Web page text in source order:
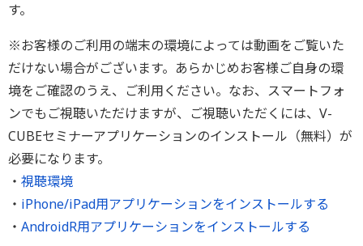
す。
※お客様のご利用の端末の環境によっては動画をご覧いた
だけない場合がございます。あらかじめお客様ご自身の環
境をご確認のうえ、ご利用ください。なお、スマートフォ
ンでもご視聴いただけますが、ご視聴いただくには、V-
CUBEセミナーアプリケーションのインストール（無料）が
必要になります。
・ 視聴環境
・ iPhone/iPad用アプリケーションをインストールする
・ AndroidR用アプリケーションをインストールする